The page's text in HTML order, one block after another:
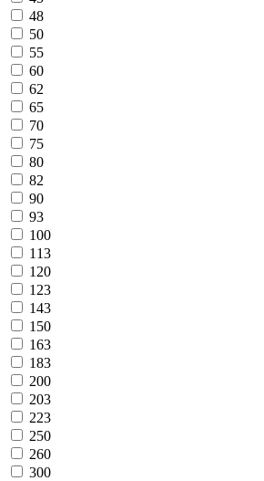
48
50
55
60
62
65
70
75
80
82
90
93
100
113
120
123
143
150
163
183
200
203
223
250
260
300